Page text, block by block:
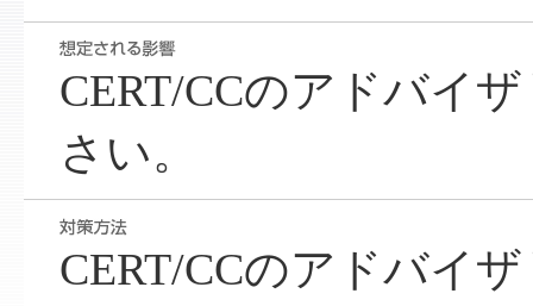
CERT/CCのアドバイ
さい。
CERT/CCのアドバイ